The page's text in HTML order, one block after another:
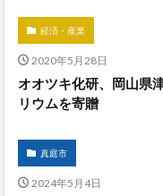
経済・産業
2020年5月28日
オオツキ化研、岡山県
リウムを寄贈
真庭市
2024年5月4日